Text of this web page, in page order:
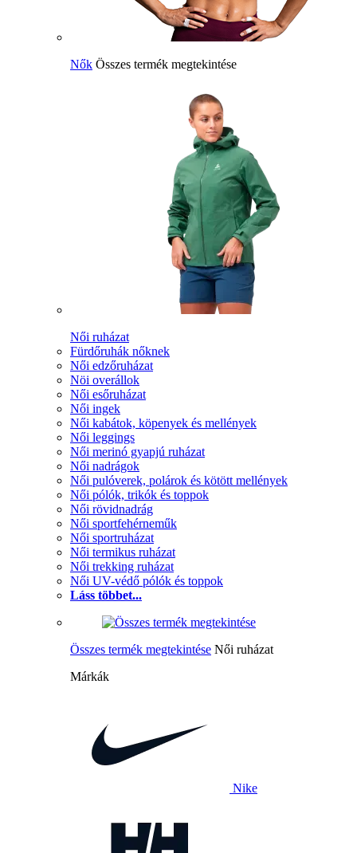
Nők Összes termék megtekintése
Női ruházat
Fürdőruhák nőknek
Női edzőruházat
Nöi overállok
Női esőruházat
Női ingek
Női kabátok, köpenyek és mellények
Női leggings
Női merinó gyapjú ruházat
Női nadrágok
Női pulóverek, polárok és kötött mellények
Női pólók, trikók és toppok
Női rövidnadrág
Női sportfehérneműk
Női sportruházat
Női termikus ruházat
Női trekking ruházat
Női UV-védő pólók és toppok
Láss többet...
Összes termék megtekintése Női ruházat
Márkák
Nike